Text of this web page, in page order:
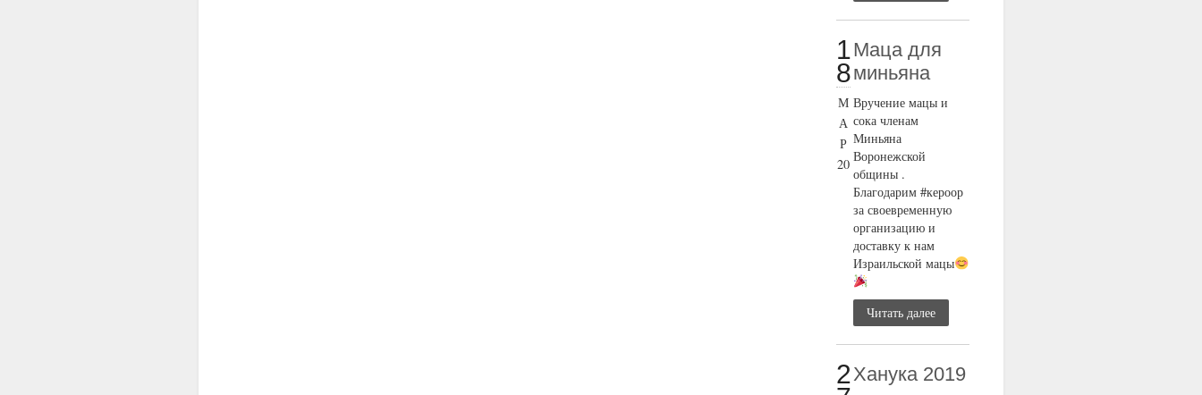
1
8
М
А
Р
20
Маца для
миньяна
Вручение мацы и
сока членам
Миньяна
Воронежской
общины .
Благодарим #кероор
за своевременную
организацию и
доставку к нам
Израильской мацы
Читать далее
2Ханука 2019